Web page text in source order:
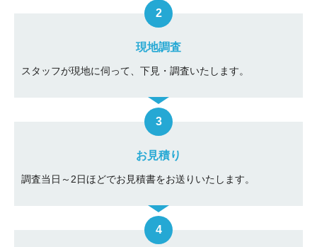
現地調査
スタッフが現地に伺って、下見・調査いたします。
お見積り
調査当日～2日ほどでお見積書をお送りいたします。